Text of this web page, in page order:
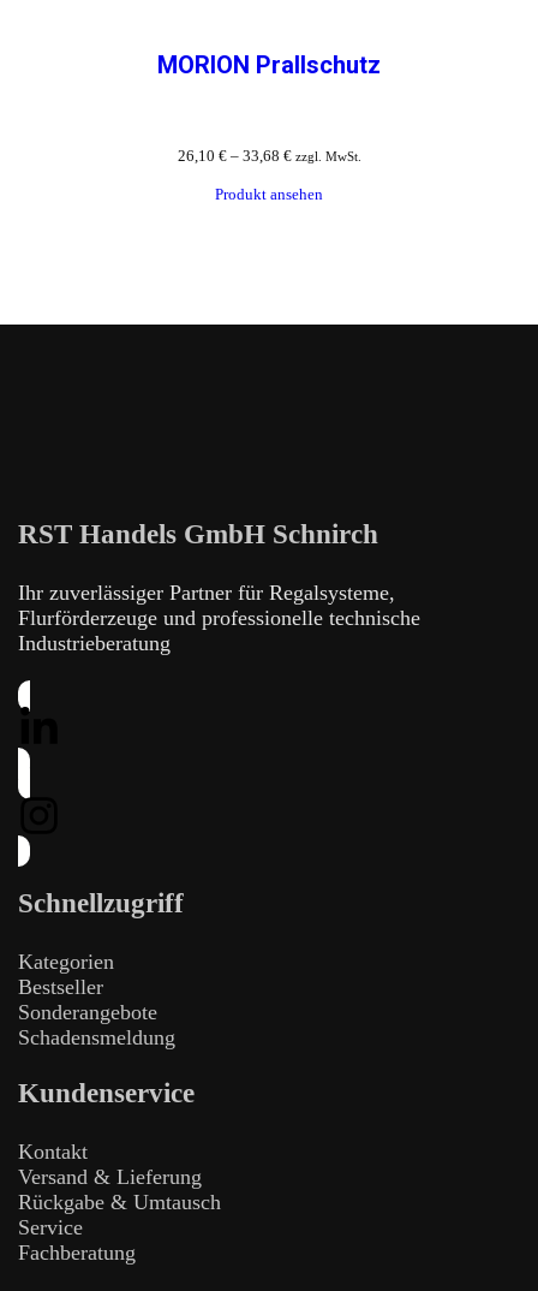
MORION Prallschutz
26,10 €– 33,68 € zzgl. MwSt.
Produkt ansehen
RST Handels GmbH Schnirch
Ihr zuverlässiger Partner für Regalsysteme,
Flurförderzeuge und professionelle technische
Industrieberatung
Schnellzugriff
Kategorien
Bestseller
Sonderangebote
Schadensmeldung
Kundenservice
Kontakt
Versand & Lieferung
Rückgabe & Umtausch
Service
Fachberatung